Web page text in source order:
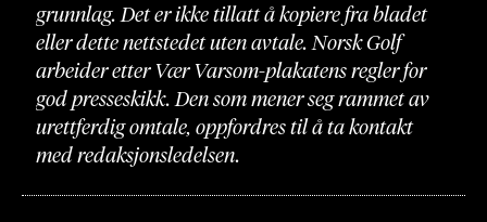
grunnlag. Det er ikke tillatt å kopiere fra bladet
eller dette nettstedet uten avtale. Norsk Golf
arbeider etter Vær Varsom-plakatens regler for
god presseskikk. Den som mener seg rammet av
urettferdig omtale, oppfordres til å ta kontakt
med redaksjonsledelsen.